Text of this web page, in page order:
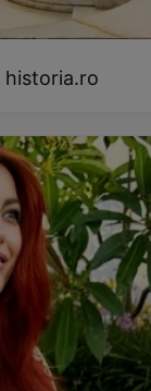
historia.ro